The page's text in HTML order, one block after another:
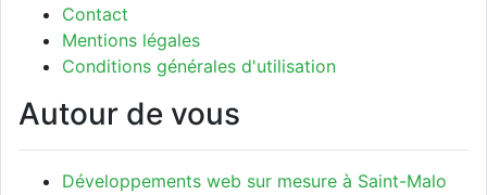
Contact
Mentions légales
Conditions générales d'utilisation
Autour de vous
Développements web sur mesure à Saint-Malo